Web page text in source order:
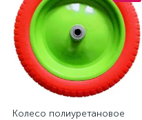
Колесо полиуретановое